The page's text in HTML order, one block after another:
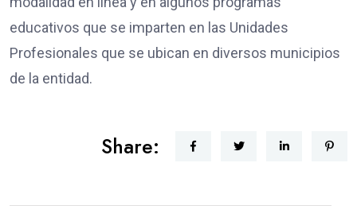
educativos que se imparten en las Unidades
Profesionales que se ubican en diversos municipios
de la entidad.
Share: